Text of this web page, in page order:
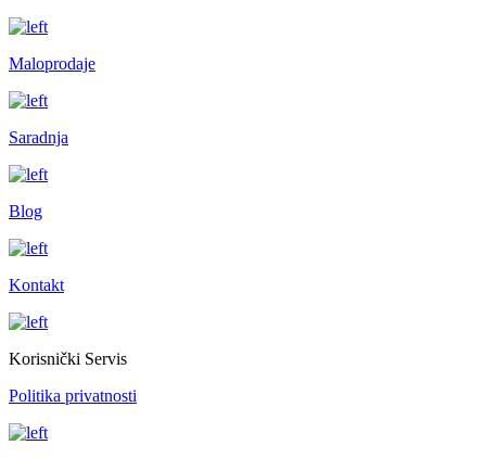
Maloprodaje
Saradnja
Blog
Kontakt
Korisnički Servis
Politika privatnosti